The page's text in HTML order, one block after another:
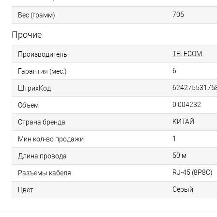
Вес (грамм) 705
Прочие
Производитель TELECOM
Гарантия (мес.) 6
ШтрихКод
Объем 0.004232
Страна бренда КИТАЙ
Мин кол-во продажи 1
Длина провода 50 м
Разъемы кабеля RJ-45 (8P8C)
Цвет Серый